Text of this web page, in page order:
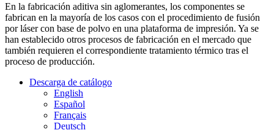
En la fabricación aditiva sin aglomerantes, los componentes se
fabrican en la mayoría de los casos con el procedimiento de fusión
por láser con base de polvo en una plataforma de impresión. Ya se
han establecido otros procesos de fabricación en el mercado que
también requieren el correspondiente tratamiento térmico tras el
proceso de producción.
Descarga de catálogo
English
Español
Français
Deutsch